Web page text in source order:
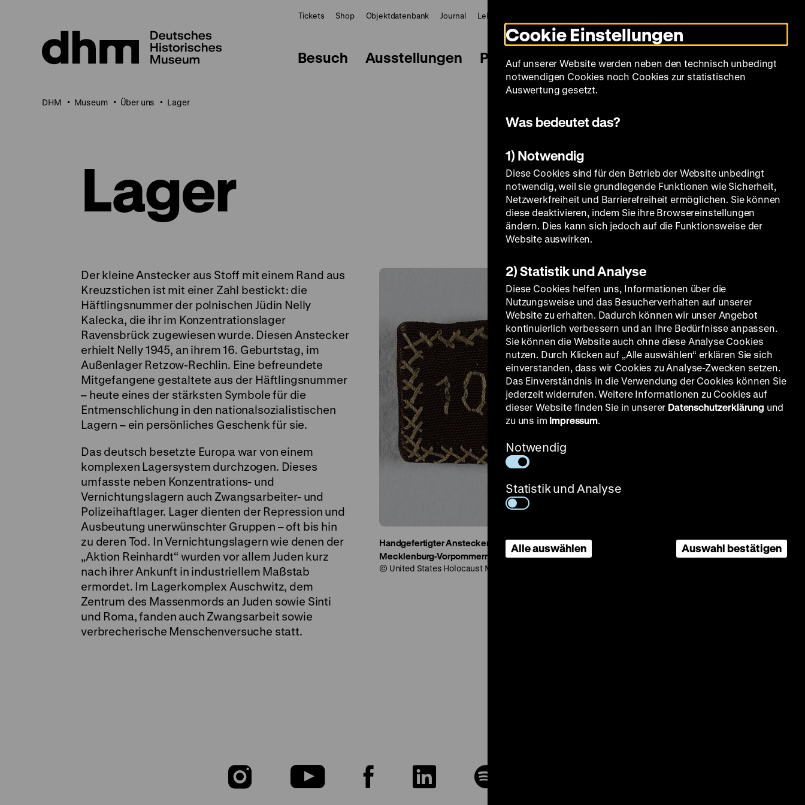
Seiteninhalt
springen
Tickets Shop Objektdatenbank Journal LeMO
Modus
umschalten
zum
Deutschen
Historischen
in
Deutscher
zum
Deutschen
Historischen
in
Leichter
Besuch Ausstellungen Programm Sammlung Bildung Museum
DHM Museum Über uns Lager
Lager
Handgefertigter Anstecker mit Häftlingsnummer aus dem Lager Retzow,
Mecklenburg-Vorpommern
© United States Holocaust Memorial Museum, Washington, D.C., Inv.-Nr.: 2009.359.1
Der kleine Anstecker aus Stoff mit einem Rand aus
Kreuzstichen ist mit einer Zahl bestickt: die
Häftlingsnummer der polnischen Jüdin Nelly
Kalecka, die ihr im Konzentrationslager
Ravensbrück zugewiesen wurde. Diesen Anstecker
erhielt Nelly 1945, an ihrem 16. Geburtstag, im
Außenlager Retzow-Rechlin. Eine befreundete
Mitgefangene gestaltete aus der Häftlingsnummer
– heute eines der stärksten Symbole für die
Entmenschlichung in den nationalsozialistischen
Lagern – ein persönliches Geschenk für sie.
Das deutsch besetzte Europa war von einem
komplexen Lagersystem durchzogen. Dieses
umfasste neben Konzentrations- und
Vernichtungslagern auch Zwangsarbeiter- und
Polizeihaftlager. Lager dienten der Repression und
Ausbeutung unerwünschter Gruppen – oft bis hin
zu deren Tod. In Vernichtungslagern wie denen der
„Aktion Reinhardt“ wurden vor allem Juden kurz
nach ihrer Ankunft in industriellem Maßstab
ermordet. Im Lagerkomplex Auschwitz, dem
Zentrum des Massenmords an Juden sowie Sinti
und Roma, fanden auch Zwangsarbeit sowie
verbrecherische Menschenversuche statt.
Zu
Zu
Zu
Cookie Einstellungen
Auf unserer Website werden neben den technisch unbedingt
notwendigen Cookies noch Cookies zur statistischen
Auswertung gesetzt.
Was bedeutet das?
1) Notwendig
Diese Cookies sind für den Betrieb der Website unbedingt
notwendig, weil sie grundlegende Funktionen wie Sicherheit,
Netzwerkfreiheit und Barrierefreiheit ermöglichen. Sie können
diese deaktivieren, indem Sie ihre Browsereinstellungen
ändern. Dies kann sich jedoch auf die Funktionsweise der
Website auswirken.
2) Statistik und Analyse
Diese Cookies helfen uns, Informationen über die
Nutzungsweise und das Besucherverhalten auf unserer
Website zu erhalten. Dadurch können wir unser Angebot
kontinuierlich verbessern und an Ihre Bedürfnisse anpassen.
Sie können die Website auch ohne diese Analyse Cookies
nutzen. Durch Klicken auf „Alle auswählen“ erklären Sie sich
einverstanden, dass wir Cookies zu Analyse-Zwecken setzen.
Das Einverständnis in die Verwendung der Cookies können Sie
jederzeit widerrufen. Weitere Informationen zu Cookies auf
dieser Website finden Sie in unserer Datenschutzerklärung und
zu uns im Impressum.
Notwendig
Statistik und Analyse
Alle auswählen Auswahl bestätigen